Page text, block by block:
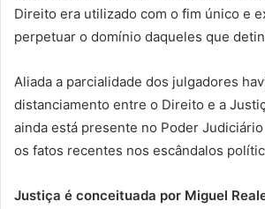
Direito era utilizado com o fim único e
perpetuar o domínio daqueles que
Aliada a parcialidade dos julgadores
distanciamento entre o Direito e a
ainda está presente no Poder
os fatos recentes nos escândalos
Justiça é conceituada por Miguel